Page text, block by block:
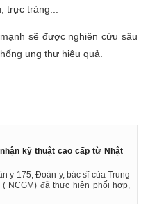
tràng...
sẽ được nghiên cứu sâu
ung thư hiệu quả.
kỹ thuật cao cấp từ Nhật
y 175, Đoàn y, bác sĩ của Trung
NCGM) đã thực hiện phối hợp,